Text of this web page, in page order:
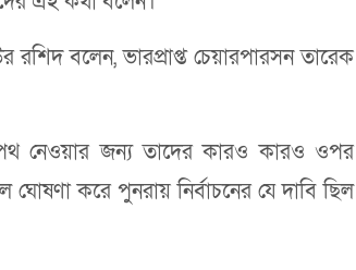
বলেন, ভারপ্রাপ্ত চেয়ারপারসন তারেক
নেওয়ার জন্য তাদের কারও কারও ওপর
করে পুনরায় নির্বাচনের যে দাবি ছিল